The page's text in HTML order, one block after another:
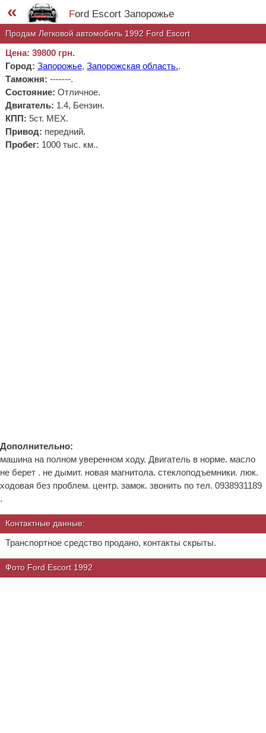
« Ford Escort Запорожье
Продам Легковой автомобиль 1992 Ford Escort
Цена: 39800 грн.
Город: Запорожье, Запорожская область..
Таможня: -------.
Состояние: Отличное.
Двигатель: 1.4, Бензин.
КПП: 5ст. МЕХ.
Привод: передний.
Пробег: 1000 тыс. км..
Дополнительно:
машина на полном уверенном ходу. Двигатель в норме. масло
не берет . не дымит. новая магнитола. стеклоподъемники. люк.
ходовая без проблем. центр. замок. звонить по тел. 0938931189
.
Контактные данные:
Транспортное средство продано, контакты скрыты.
Фото Ford Escort 1992